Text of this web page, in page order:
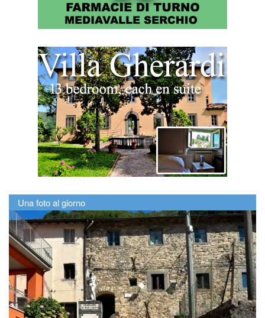
Una foto al giorno